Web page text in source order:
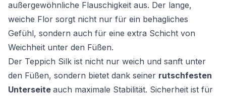
außergewöhnliche Flauschigkeit aus. Der lange,
weiche Flor sorgt nicht nur für ein behagliches
Gefühl, sondern auch für eine extra Schicht von
Weichheit unter den Füßen.
Der Teppich Silk ist nicht nur weich und sanft unter
den Füßen, sondern bietet dank seiner rutschfesten
Unterseite auch maximale Stabilität. Sicherheit ist für